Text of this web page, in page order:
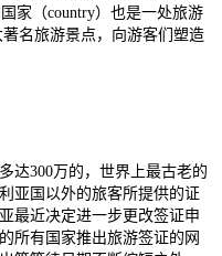
家（country）也是一处旅游
著名旅游景点，向游客们塑造
300万的，世界上最古老的
亚国以外的旅客所提供的证
最近决定进一步更改签证申
所有国家推出旅游签证的网